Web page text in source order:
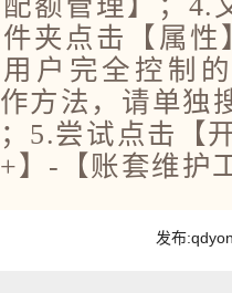
夹点击【属
用户完全控制
方法，请单独
5.尝试点击【
】-【账套维护
发布